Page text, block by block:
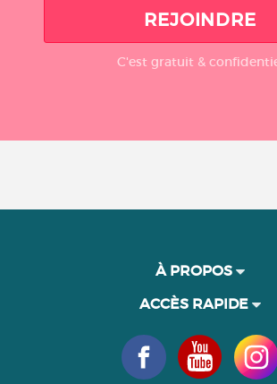
REJOINDRE
C'est gratuit &
À PROPOS
ACCÈS RAPIDE